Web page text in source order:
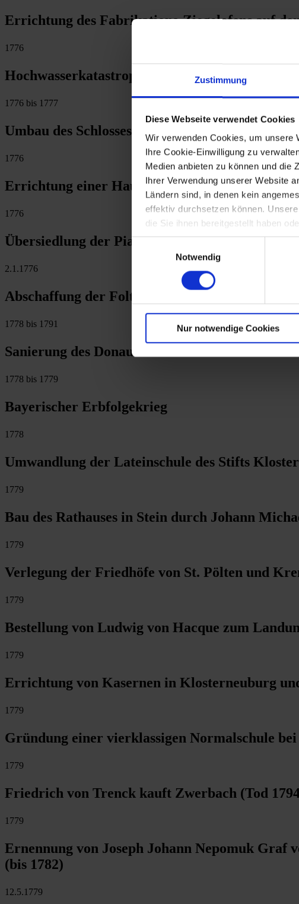
Zustimmung
Diese Webseite verwendet Cookies
Wir verwenden Cookies, um unsere
Ihre Cookie-Einwilligung zu
Medien anbieten zu können und die
Ihrer Verwendung unserer Website
Ländern sind, in denen kein
effektiv durchsetzen können.
die Sie ihnen bereitgestellt haben
Einwilligungsauswahl
Notwendig
Nur notwendige Cookies
Errichtung des Fabrikations-Ziegelofens auf
1776
Hochwasserkatastrophe in Krems
1776 bis 1777
Umbau des Schlosses Rohrau durch den
1776
Errichtung einer Hauptschule im
1776
Übersiedlung der Piaristen von St. Pölten nach
2.1.1776
Abschaffung der Folter
1778 bis 1791
Sanierung des Donaustrudels bei Grein durch
1778 bis 1779
Bayerischer Erbfolgekrieg
1778
Umwandlung der Lateinschule des Stifts
1779
Bau des Rathauses in Stein durch Johann
1779
Verlegung der Friedhöfe von St. Pölten und
1779
Bestellung von Ludwig von Hacque zum
1779
Errichtung von Kasernen in Klosterneuburg
1779
Gründung einer vierklassigen Normalschule
1779
Friedrich von Trenck kauft Zwerbach (Tod
1779
Ernennung von Joseph Johann Nepomuk Graf
(bis 1782)
12.5.1779